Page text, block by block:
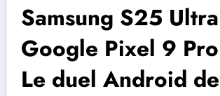
Samsung S25
Google Pixel 9
Le duel Android